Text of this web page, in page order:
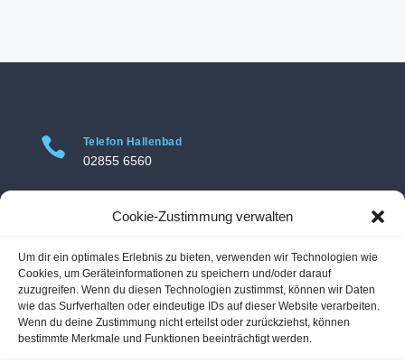
Cookie-Zustimmung verwalten
Um dir ein optimales Erlebnis zu bieten, verwenden wir Technologien wie
Cookies, um Geräteinformationen zu speichern und/oder darauf
zuzugreifen. Wenn du diesen Technologien zustimmst, können wir Daten
wie das Surfverhalten oder eindeutige IDs auf dieser Website verarbeiten.
Wenn du deine Zustimmung nicht erteilst oder zurückziehst, können
bestimmte Merkmale und Funktionen beeinträchtigt werden.
 Telefon Hallenbad
02855 6560
02855 3469
 Adresse Hallenbad
Hallenbad Voerde
Am Hallenbad 11
46562 Voerde-Friedrichsfeld